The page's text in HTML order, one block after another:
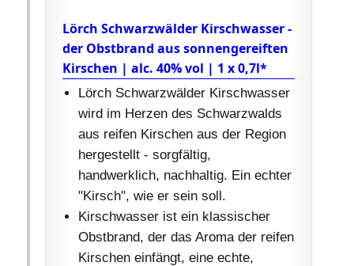
Lörch Schwarzwälder Kirschwasser -
der Obstbrand aus sonnengereiften
Kirschen | alc. 40% vol | 1 x 0,7l*
Lörch Schwarzwälder Kirschwasser
wird im Herzen des Schwarzwalds
aus reifen Kirschen aus der Region
hergestellt - sorgfältig,
handwerklich, nachhaltig. Ein echter
"Kirsch", wie er sein soll.
Kirschwasser ist ein klassischer
Obstbrand, der das Aroma der reifen
Kirschen einfängt, eine echte,